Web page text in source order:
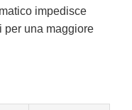
impedisce
per una maggiore